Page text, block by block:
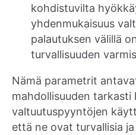
kohdistuvilta
yhdenmukaisuus
palautuksen välillä
turvallisuuden
Nämä parametrit
mahdollisuuden tarkasti
valtuutuspyyntöjen
että ne ovat turvallisia